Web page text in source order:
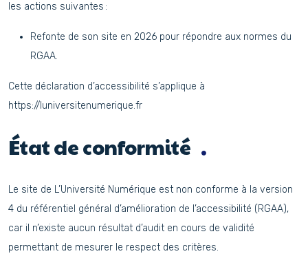
les actions suivantes :
Refonte de son site en 2026 pour répondre aux normes du
RGAA.
Cette déclaration d’accessibilité s’applique à
https://luniversitenumerique.fr
État de conformité
Le site de L’Université Numérique est non conforme à la version
4 du référentiel général d’amélioration de l’accessibilité (RGAA),
car il n’existe aucun résultat d’audit en cours de validité
permettant de mesurer le respect des critères.